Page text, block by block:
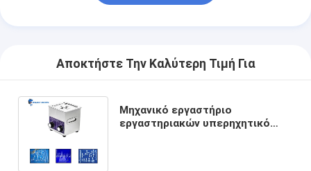
Αποκτήστε Την Καλύτερη Τιμή Για
Μηχανικό εργαστήριο
εργαστηριακών υπερηχητικό